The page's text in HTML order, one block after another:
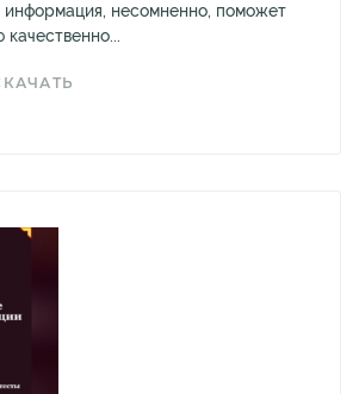
несомненно, поможет